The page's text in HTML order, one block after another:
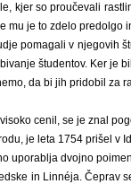
kjer so proučevali
mu je to zdelo
pomagali v njegovih
študentov. Ker je
da bi jih pridobil za
cenil, se je znal
je leta 1754 prišel v
uporablja dvojno
in Linnéja. Čeprav